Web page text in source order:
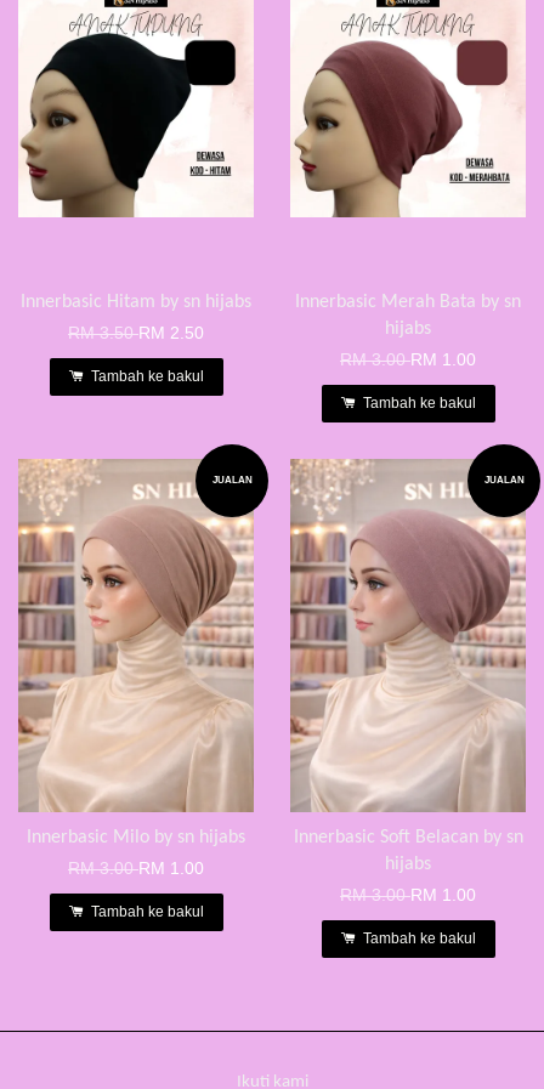
Innerbasic Hitam by sn hijabs
RM 3.50RM 2.50
Tambah ke bakul
Innerbasic Merah Bata by sn
hijabs
RM 3.00RM 1.00
Tambah ke bakul
JUALAN
Innerbasic Milo by sn hijabs
RM 3.00RM 1.00
Tambah ke bakul
JUALAN
Innerbasic Soft Belacan by sn
hijabs
RM 3.00RM 1.00
Tambah ke bakul
Ikuti kami